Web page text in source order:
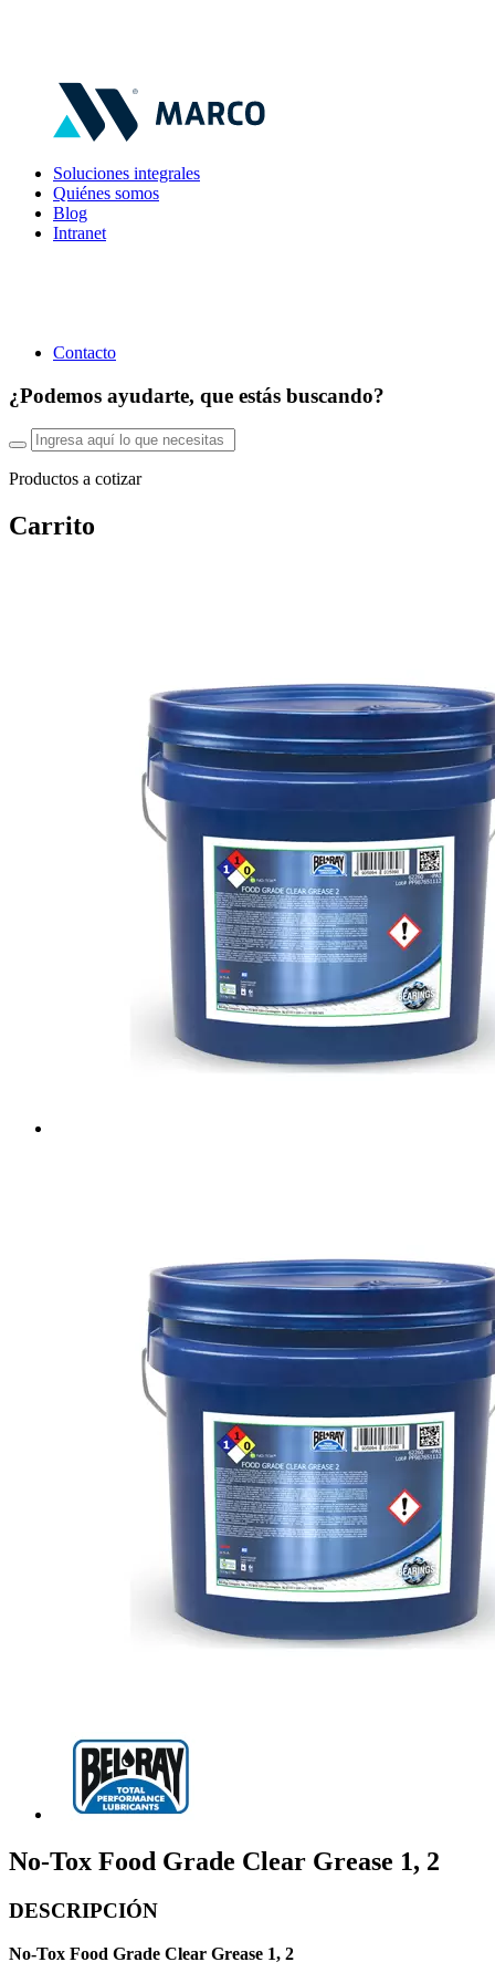
Soluciones integrales
Quiénes somos
Blog
Intranet
Contacto
¿Podemos ayudarte, que estás buscando?
Productos a cotizar
Carrito
No-Tox Food Grade Clear Grease 1, 2
DESCRIPCIÓN
No-Tox Food Grade Clear Grease 1, 2